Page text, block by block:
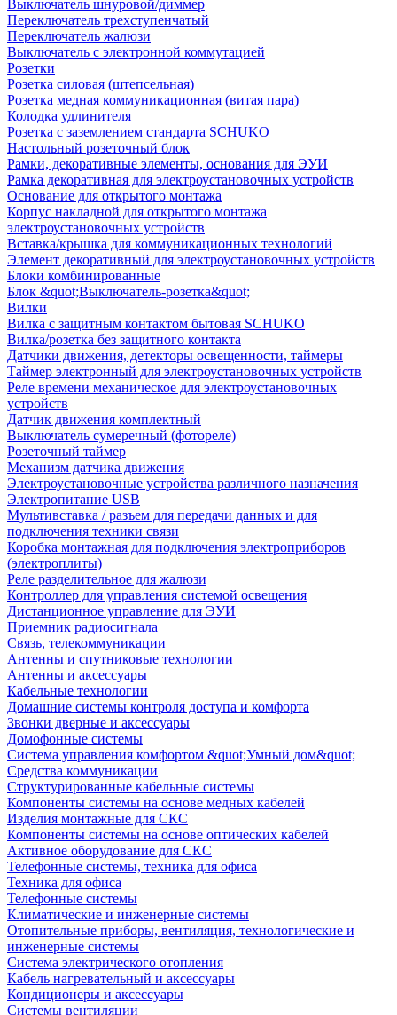
Выключатель шнуровой/диммер
Переключатель трехступенчатый
Переключатель жалюзи
Выключатель с электронной коммутацией
Розетки
Розетка силовая (штепсельная)
Розетка медная коммуникационная (витая пара)
Колодка удлинителя
Розетка с заземлением стандарта SCHUKO
Настольный розеточный блок
Рамки, декоративные элементы, основания для ЭУИ
Рамка декоративная для электроустановочных устройств
Основание для открытого монтажа
Корпус накладной для открытого монтажа
электроустановочных устройств
Вставка/крышка для коммуникационных технологий
Элемент декоративный для электроустановочных устройств
Блоки комбинированные
Блок &quot;Выключатель-розетка&quot;
Вилки
Вилка с защитным контактом бытовая SCHUKO
Вилка/розетка без защитного контакта
Датчики движения, детекторы освещенности, таймеры
Таймер электронный для электроустановочных устройств
Реле времени механическое для электроустановочных
устройств
Датчик движения комплектный
Выключатель сумеречный (фотореле)
Розеточный таймер
Механизм датчика движения
Электроустановочные устройства различного назначения
Электропитание USB
Мультивставка / разъем для передачи данных и для
подключения техники связи
Коробка монтажная для подключения электроприборов
(электроплиты)
Реле разделительное для жалюзи
Контроллер для управления системой освещения
Дистанционное управление для ЭУИ
Приемник радиосигнала
Связь, телекоммуникации
Антенны и спутниковые технологии
Антенны и аксессуары
Кабельные технологии
Домашние системы контроля доступа и комфорта
Звонки дверные и аксессуары
Домофонные системы
Система управления комфортом &quot;Умный дом&quot;
Средства коммуникации
Структурированные кабельные системы
Компоненты системы на основе медных кабелей
Изделия монтажные для СКС
Компоненты системы на основе оптических кабелей
Активное оборудование для СКС
Телефонные системы, техника для офиса
Техника для офиса
Телефонные системы
Климатические и инженерные системы
Отопительные приборы, вентиляция, технологические и
инженерные системы
Система электрического отопления
Кабель нагревательный и аксессуары
Кондиционеры и аксессуары
Системы вентиляции